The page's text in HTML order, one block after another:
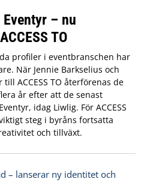
– nu
TO
profiler i eventbranschen har
När Jennie Barkselius och
ACCESS TO återförenas de
år efter att de senast
idag Liwlig. För ACCESS
steg i byråns fortsatta
och tillväxt.